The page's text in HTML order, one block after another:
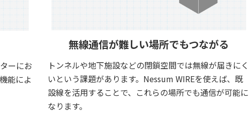
ーにお
能によ
無線通信が難しい場所でもつながる
トンネルや地下施設などの閉鎖空間では無線が届きにく
いという課題があります。Nessum WIREを使えば、既
設線を活用することで、これらの場所でも通信が可能に
なります。